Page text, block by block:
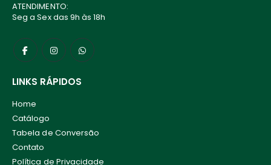
ATENDIMENTO:
Seg a Sex das 9h às 18h
LINKS RÁPIDOS
Home
Catálogo
Tabela de Conversão
Contato
Política de Privacidade